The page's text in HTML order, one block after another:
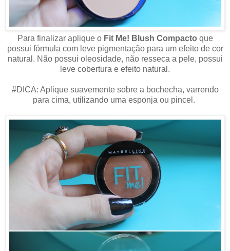
Para finalizar aplique o Fit Me! Blush Compacto que
possui fórmula com leve pigmentação para um efeito de cor
natural. Não possui oleosidade, não resseca a pele, possui
eve cobertura e efeito natural.
#DICA: Aplique suavemente sobre a bochecha, varrendo
para cima, utilizando uma esponja ou pincel.